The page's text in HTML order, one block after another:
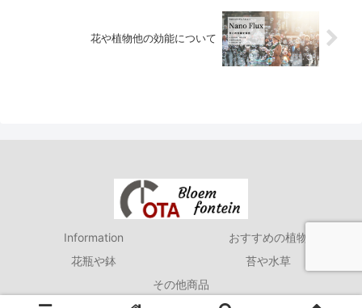
花や植物他の効能について
Information
おすすめの植物
花瓶や鉢
苔や水草
その他商品